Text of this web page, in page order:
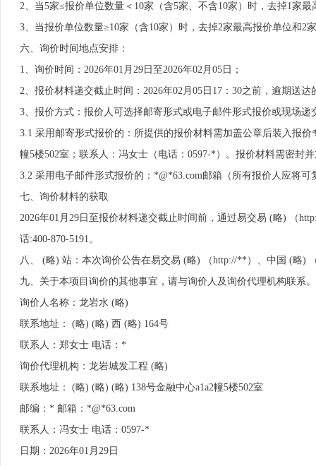
2、当5家≤报价单位数量＜10家（含5家、不含10家）时，去掉1家
3、当报价单位数量≥10家（含10家）时，去掉2家最高报价单位和2
六、询价时间地点安排：
1、询价时间：2026年01月29日至2026年02月05日；
2、报价材料递交截止时间：2026年02月05日17：30之前，逾期送
3、报价方式：报价人可选择邮寄形式或电子邮件形式报价或现场递
3.1 采用邮寄形式报价的：所提供的报价材料需加盖公章后装入报
幢5楼502室；联系人：冯女士（电话：0597-*）。报价材料需密封
3.2 采用电子邮件形式报价的：*@*63.com邮箱（所有报价人应将
七、询价材料的获取
2026年01月29日至报价材料递交截止时间前，通过易交易 (略) （
话:400-870-5191。
八、 (略) 站：本次询价公告在易交易 (略) （http://**）、中国 (略)
九、关于本项目询价的其他事宜，请与询价人及询价代理机构联系。
询价人名称：龙岩水 (略)
联系地址： (略) (略) 西 (略) 164号
联系人：郑女士 电话：*
询价代理机构：龙岩城发工程 (略)
联系地址： (略) (略) (略) 138号金融中心a1a2幢5楼502室
邮编：* 邮箱：*@*63.com
联系人：冯女士 电话：0597-*
日期：2026年01月29日